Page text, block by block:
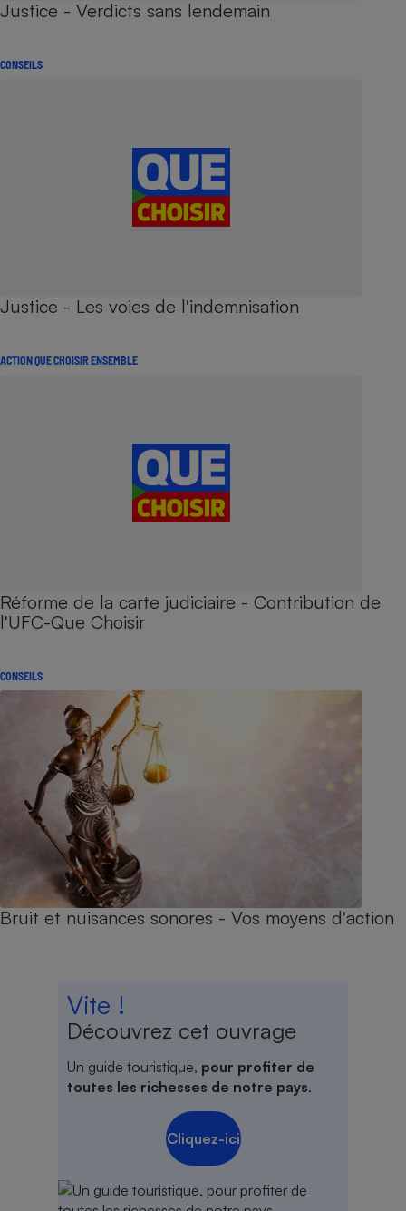
Justice - Verdicts sans lendemain
CONSEILS
Justice - Les voies de l'indemnisation
ACTION QUE CHOISIR ENSEMBLE
Réforme de la carte judiciaire - Contribution de
l'UFC-Que Choisir
CONSEILS
Bruit et nuisances sonores - Vos moyens d'action
Vite !
Découvrez cet ouvrage
Un guide touristique, pour profiter de
toutes les richesses de notre pays.
Cliquez-ici